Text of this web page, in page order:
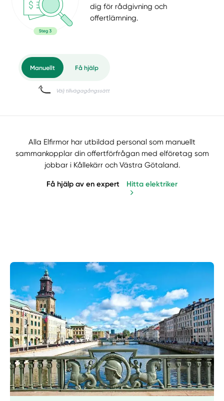
dig för rådgivning och
offertlämning.
Manuellt Få hjälp
Välj tillvägagångssätt
Alla Elfirmor har utbildad personal som manuellt
sammankopplar din offertförfrågan med elföretag som
jobbar i Kållekärr och Västra Götaland.
Få hjälp av en expert Hitta elektriker